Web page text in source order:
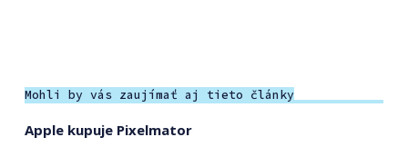
Mohli by vás zaujímať aj tieto články
Apple kupuje Pixelmator